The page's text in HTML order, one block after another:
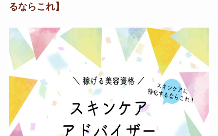
るならこれ】